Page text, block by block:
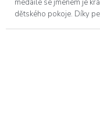
medaile se jménem je
dětského pokoje. Díky